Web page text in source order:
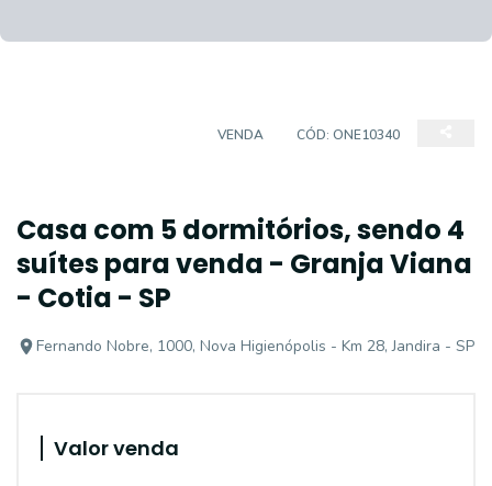
VENDA CÓD: ONE10340
Casa com 5 dormitórios, sendo 4
suítes para venda - Granja Viana
- Cotia - SP
Fernando Nobre, 1000, Nova Higienópolis - Km 28, Jandira - SP
Valor venda